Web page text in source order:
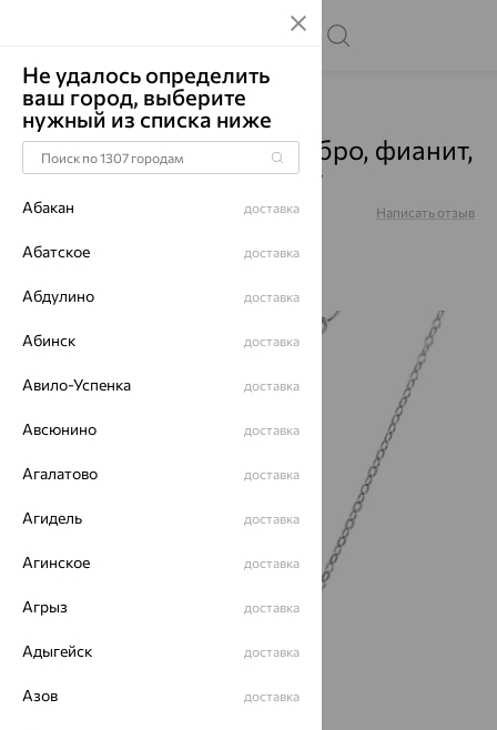
Главная Каталог Подвески
Подвеска на цепи, серебро, фианит,
CZ-N04200-X-W-X-X-W
Артикул: Написать отзыв
Не удалось определить
ваш город, выберите
нужный из списка ниже
Абакан доставка
Абатское доставка
Абдулино доставка
Абинск доставка
Авило-Успенка доставка
Авсюнино доставка
Агалатово доставка
Агидель доставка
Агинское доставка
Агрыз доставка
Адыгейск доставка
Азов доставка